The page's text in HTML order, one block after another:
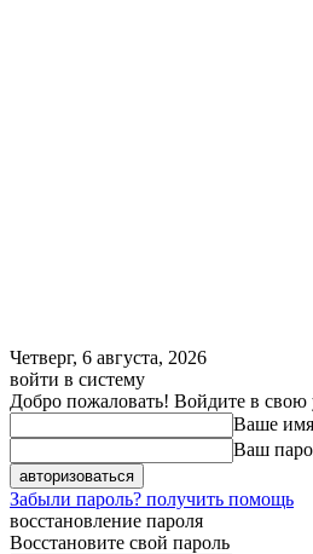
Четверг, 6 августа, 2026
войти в систему
Добро пожаловать! Войдите в свою
Ваше имя
Ваш
Забыли пароль? получить помощь
восстановление пароля
Восстановите свой пароль